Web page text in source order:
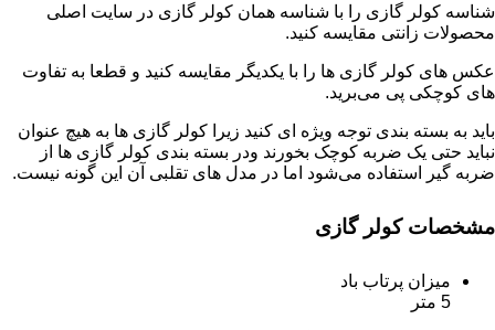
شناسه کولر گازی را با شناسه همان کولر گازی در سایت اصلی
محصولات زانتی مقایسه کنید.
عکس های کولر گازی ها را با یکدیگر مقایسه کنید و قطعا به تفاوت
های کوچکی پی می‌برید.
باید به بسته بندی توجه ویژه ای کنید زیرا کولر گازی ها به هیچ عنوان
نباید حتی یک ضربه کوچک بخورند ودر بسته بندی کولر گازی ها از
ضربه گیر استفاده می‌شود اما در مدل های تقلبی آن این گونه نیست.
مشخصات کولر گازی
میزان پرتاب باد
5 متر